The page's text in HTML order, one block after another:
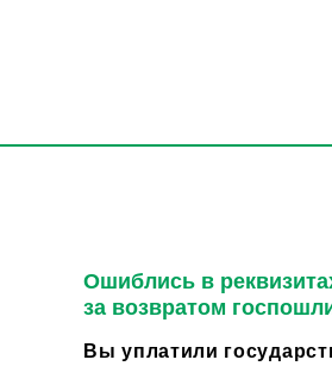
Ошиблись в
за возвратом
Вы уплатили